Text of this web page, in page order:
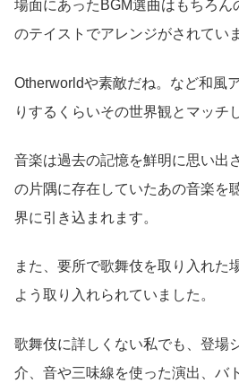
場面にあったBGM選曲はもちろん
のテイストでアレンジがされてい
Otherworldや素敵だね。など和風
りするくらいその世界観とマッチ
音楽は過去の記憶を鮮明に思い出
の片隅に存在していたあの音楽を
界に引き込まれます。
また、要所で歌舞伎を取り入れた
よう取り入れられていました。
歌舞伎に詳しくない私でも、登場
介、音や三味線を使った演出、バ